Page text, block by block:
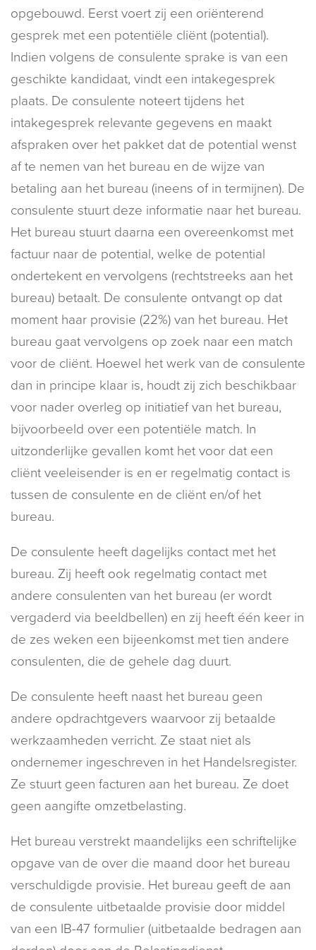
opgebouwd. Eerst voert zij een oriënterend
gesprek met een potentiële cliënt (potential).
Indien volgens de consulente sprake is van een
geschikte kandidaat, vindt een intakegesprek
plaats. De consulente noteert tijdens het
intakegesprek relevante gegevens en maakt
afspraken over het pakket dat de potential wenst
af te nemen van het bureau en de wijze van
betaling aan het bureau (ineens of in termijnen). De
consulente stuurt deze informatie naar het bureau.
Het bureau stuurt daarna een overeenkomst met
factuur naar de potential, welke de potential
ondertekent en vervolgens (rechtstreeks aan het
bureau) betaalt. De consulente ontvangt op dat
moment haar provisie (22%) van het bureau. Het
bureau gaat vervolgens op zoek naar een match
voor de cliënt. Hoewel het werk van de consulente
dan in principe klaar is, houdt zij zich beschikbaar
voor nader overleg op initiatief van het bureau,
bijvoorbeeld over een potentiële match. In
uitzonderlijke gevallen komt het voor dat een
cliënt veeleisender is en er regelmatig contact is
tussen de consulente en de cliënt en/of het
bureau.
De consulente heeft dagelijks contact met het
bureau. Zij heeft ook regelmatig contact met
andere consulenten van het bureau (er wordt
vergaderd via beeldbellen) en zij heeft één keer in
de zes weken een bijeenkomst met tien andere
consulenten, die de gehele dag duurt.
De consulente heeft naast het bureau geen
andere opdrachtgevers waarvoor zij betaalde
werkzaamheden verricht. Ze staat niet als
ondernemer ingeschreven in het Handelsregister.
Ze stuurt geen facturen aan het bureau. Ze doet
geen aangifte omzetbelasting.
Het bureau verstrekt maandelijks een schriftelijke
opgave van de over die maand door het bureau
verschuldigde provisie. Het bureau geeft de aan
de consulente uitbetaalde provisie door middel
van een IB-47 formulier (uitbetaalde bedragen aan